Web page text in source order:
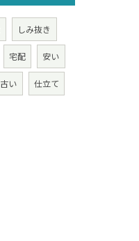
しみ抜き
宅配 安い
古い 仕立て